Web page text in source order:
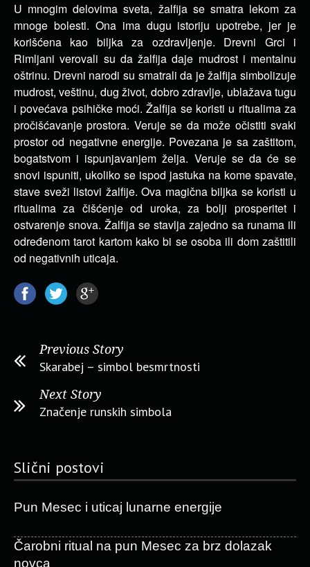
U mnogim delovima sveta, žalfija se smatra lekom za
mnoge bolesti. Ona ima dugu istoriju upotrebe, jer je
korišćena kao biljka za ozdravljenje. Drevni Grci i
Rimljani verovali su da žalfija daje mudrost i mentalnu
oštrinu. Drevni narodi su smatrali da je žalfija simbolizuje
mudrost, veštinu, dug život, dobro zdravlje, ublažava tugu
i povećava psihičke moći. Žalfija se koristi u ritualima za
pročišćavanje prostora. Veruje se da može očistiti svaki
prostor od negativne energije. Povezana je sa zaštitom,
bogatstvom i ispunjavanjem želja. Veruje se da će se
snovi ispuniti, ukoliko se ispod jastuka na kome spavate,
stave sveži listovi žalfije. Ova magična biljka se koristi u
ritualima za čišćenje od uroka, za bolji prosperitet i
ostvarenje snova. Žalfija se stavlja zajedno sa runama ili
određenom tarot kartom kako bi se osoba ili dom zaštitili
od negativnih uticaja.
Previous Story
Skarabej – simbol besmrtnosti
Next Story
Značenje runskih simbola
Slični postovi
Pun Mesec i uticaj lunarne energije
Čarobni ritual na pun Mesec za brz dolazak
novca